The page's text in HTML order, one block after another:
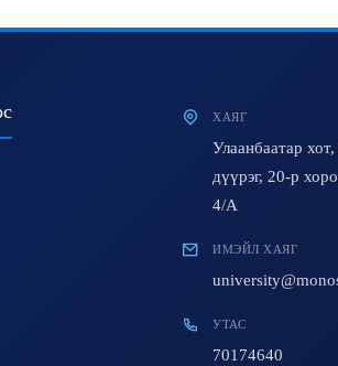
ХАЯГ
Улаанбаатар
дүүрэг, 20-р
4/A
ИМЭЙЛ ХАЯГ
УТАС
70174640